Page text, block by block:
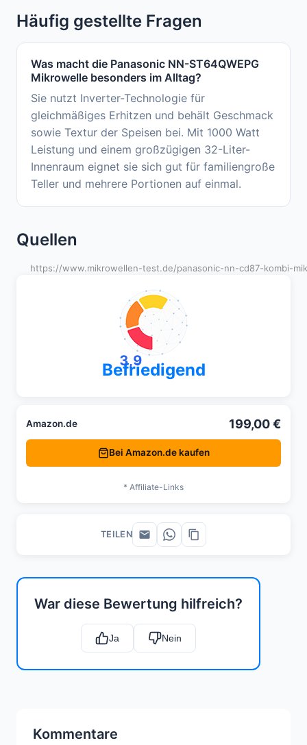
Häufig gestellte Fragen
Was macht die Panasonic NN-ST64QWEPG
Mikrowelle besonders im Alltag?
Sie nutzt Inverter-Technologie für
gleichmäßiges Erhitzen und behält Geschmack
sowie Textur der Speisen bei. Mit 1000 Watt
Leistung und einem großzügigen 32-Liter-
Innenraum eignet sie sich gut für familiengroße
Teller und mehrere Portionen auf einmal.
Quellen
https://www.mikrowellen-test.de/panasonic-nn-cd87-kombi-
War diese Bewertung hilfreich?
Ja Nein
Kommentare
3,9
Befriedigend
Amazon.de 199,00 €
Bei Amazon.de kaufen
* Affiliate-Links
TEILEN